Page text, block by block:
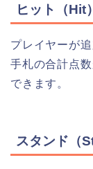
ヒット（Hit）
プレイヤーが
手札の合計点
できます。
スタンド（